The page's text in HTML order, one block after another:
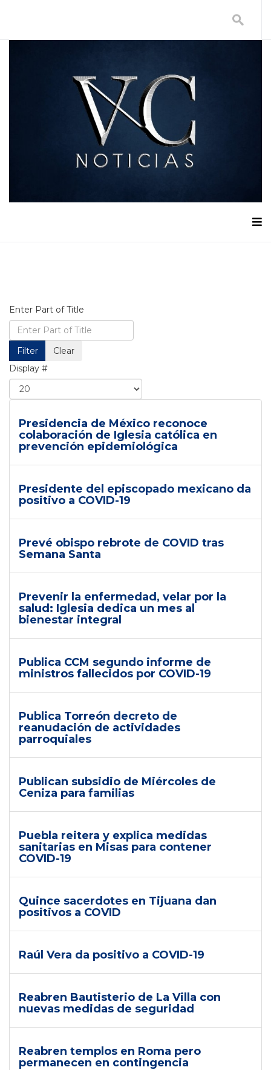
Enter Part of Title
Filter
Clear
Display #
Presidencia de México reconoce
colaboración de Iglesia católica en
prevención epidemiológica
Presidente del episcopado mexicano da
positivo a COVID-19
Prevé obispo rebrote de COVID tras
Semana Santa
Prevenir la enfermedad, velar por la
salud: Iglesia dedica un mes al
bienestar integral
Publica CCM segundo informe de
ministros fallecidos por COVID-19
Publica Torreón decreto de
reanudación de actividades
parroquiales
Publican subsidio de Miércoles de
Ceniza para familias
Puebla reitera y explica medidas
sanitarias en Misas para contener
COVID-19
Quince sacerdotes en Tijuana dan
positivos a COVID
Raúl Vera da positivo a COVID-19
Reabren Bautisterio de La Villa con
nuevas medidas de seguridad
Reabren templos en Roma pero
permanecen en contingencia